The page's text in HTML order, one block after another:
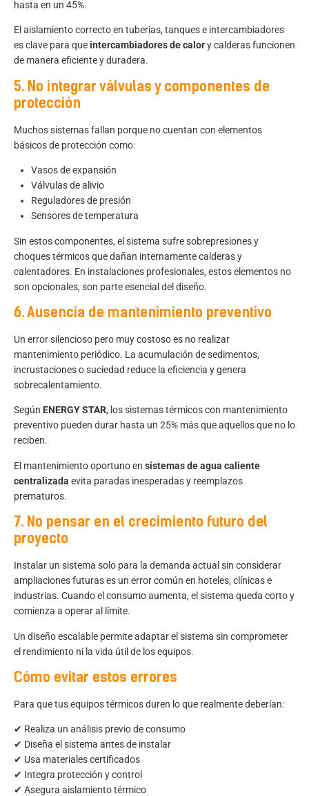
hasta en un 45%.
El aislamiento correcto en tuberías, tanques e intercambiadores
es clave para queintercambiadores de calory calderas funcionen
de manera eficiente y duradera.
5. No integrar válvulas y componentes de
protección
Muchos sistemas fallan porque no cuentan con elementos
básicos de protección como:
Vasos de expansión
Válvulas de alivio
Reguladores de presión
Sensores de temperatura
Sin estos componentes, el sistema sufre sobrepresiones y
choques térmicos que dañan internamente calderas y
calentadores. En instalaciones profesionales, estos elementos no
son opcionales, son parte esencial del diseño.
6. Ausencia de mantenimiento preventivo
Un error silencioso pero muy costoso es no realizar
mantenimiento periódico. La acumulación de sedimentos,
incrustaciones o suciedad reduce la eficiencia y genera
sobrecalentamiento.
Según ENERGY STAR, los sistemas térmicos con mantenimiento
preventivo pueden durar hasta un 25% más que aquellos que no lo
reciben.
El mantenimiento oportuno en sistemas de agua caliente
centralizada evita paradas inesperadas y reemplazos
prematuros.
7. No pensar en el crecimiento futuro del
proyecto
Instalar un sistema solo para la demanda actual sin considerar
ampliaciones futuras es un error común en hoteles, clínicas e
industrias. Cuando el consumo aumenta, el sistema queda corto y
comienza a operar al límite.
Un diseño escalable permite adaptar el sistema sin comprometer
el rendimiento ni la vida útil de los equipos.
Cómo evitar estos errores
Para que tus equipos térmicos duren lo que realmente deberían:
✔ Realiza un análisis previo de consumo
✔ Diseña el sistema antes de instalar
✔ Usa materiales certificados
✔ Integra protección y control
✔ Asegura aislamiento térmico